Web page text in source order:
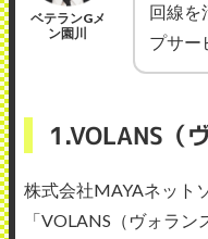
ベテランGメ
ン園川
回線を
プサー
1.VOLANS（
株式会社MAYAネット
「VOLANS（ヴォラ